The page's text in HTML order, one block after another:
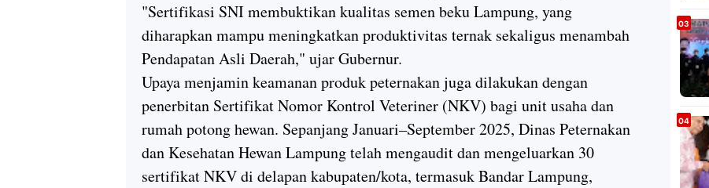
"Sertifikasi SNI membuktikan kualitas semen beku Lampung, yang
diharapkan mampu meningkatkan produktivitas ternak sekaligus menambah
Pendapatan Asli Daerah," ujar Gubernur.
Upaya menjamin keamanan produk peternakan juga dilakukan dengan
penerbitan Sertifikat Nomor Kontrol Veteriner (NKV) bagi unit usaha dan
rumah potong hewan. Sepanjang Januari–September 2025, Dinas Peternakan
dan Kesehatan Hewan Lampung telah mengaudit dan mengeluarkan 30
sertifikat NKV di delapan kabupaten/kota, termasuk Bandar Lampung,